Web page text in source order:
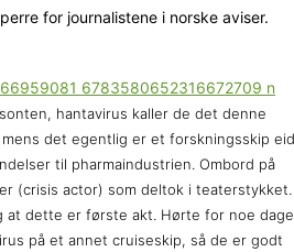
for journalistene i norske aviser.
hantavirus kaller de det denne
det egentlig er et forskningsskip
til pharmaindustrien. Ombord på
(crisis actor) som deltok i teaterstykket.
dette er første akt. Hørte for noe
på et annet cruiseskip, så de er godt